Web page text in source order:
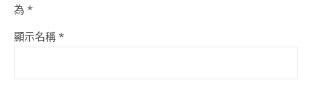
為 *
顯示名稱 *